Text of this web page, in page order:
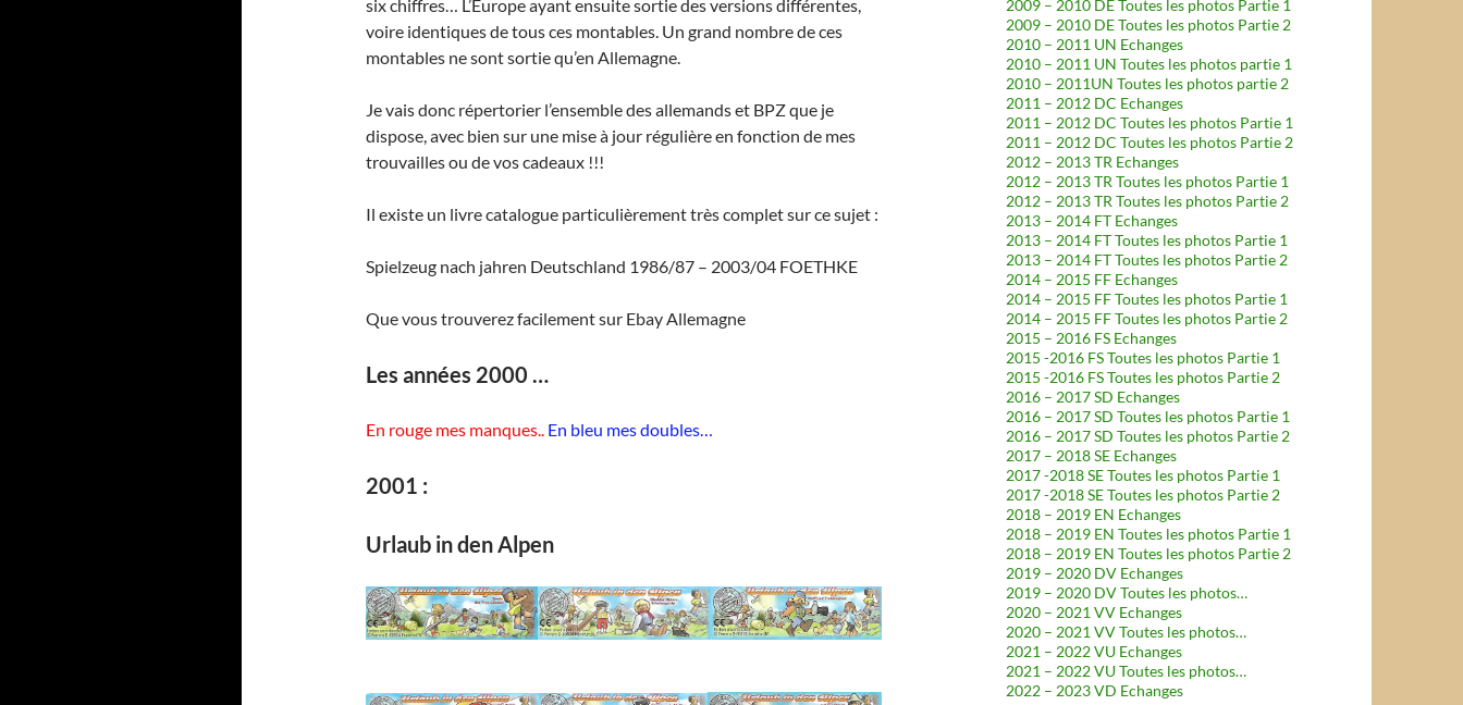
six chiffres… L’Europe ayant ensuite sortie des versions différentes,
voire identiques de tous ces montables. Un grand nombre de ces
montables ne sont sortie qu’en Allemagne.
Je vais donc répertorier l’ensemble des allemands et BPZ que je
dispose, avec bien sur une mise à jour régulière en fonction de mes
trouvailles ou de vos cadeaux !!!
Il existe un livre catalogue particulièrement très complet sur ce sujet :
Spielzeug nach jahren Deutschland 1986/87 – 2003/04 FOETHKE
Que vous trouverez facilement sur Ebay Allemagne
Les années 2000 …
En rouge mes manques.. En bleu mes doubles…
2001 :
Urlaub in den Alpen
2009 – 2010 DE Toutes les photos Partie 1
2009 – 2010 DE Toutes les photos Partie 2
2010 – 2011 UN Echanges
2010 – 2011 UN Toutes les photos partie 1
2010 – 2011UN Toutes les photos partie 2
2011 – 2012 DC Echanges
2011 – 2012 DC Toutes les photos Partie 1
2011 – 2012 DC Toutes les photos Partie 2
2012 – 2013 TR Echanges
2012 – 2013 TR Toutes les photos Partie 1
2012 – 2013 TR Toutes les photos Partie 2
2013 – 2014 FT Echanges
2013 – 2014 FT Toutes les photos Partie 1
2013 – 2014 FT Toutes les photos Partie 2
2014 – 2015 FF Echanges
2014 – 2015 FF Toutes les photos Partie 1
2014 – 2015 FF Toutes les photos Partie 2
2015 – 2016 FS Echanges
2015 -2016 FS Toutes les photos Partie 1
2015 -2016 FS Toutes les photos Partie 2
2016 – 2017 SD Echanges
2016 – 2017 SD Toutes les photos Partie 1
2016 – 2017 SD Toutes les photos Partie 2
2017 – 2018 SE Echanges
2017 -2018 SE Toutes les photos Partie 1
2017 -2018 SE Toutes les photos Partie 2
2018 – 2019 EN Echanges
2018 – 2019 EN Toutes les photos Partie 1
2018 – 2019 EN Toutes les photos Partie 2
2019 – 2020 DV Echanges
2019 – 2020 DV Toutes les photos…
2020 – 2021 VV Echanges
2020 – 2021 VV Toutes les photos…
2021 – 2022 VU Echanges
2021 – 2022 VU Toutes les photos…
2022 – 2023 VD Echanges